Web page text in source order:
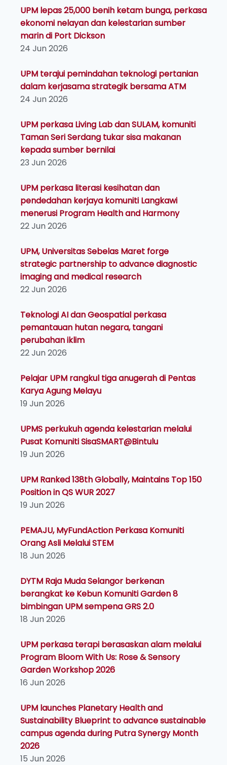
UPM lepas 25,000 benih ketam bunga, perkasa
ekonomi nelayan dan kelestarian sumber
marin di Port Dickson
24 Jun 2026
UPM terajui pemindahan teknologi pertanian
dalam kerjasama strategik bersama ATM
24 Jun 2026
UPM perkasa Living Lab dan SULAM, komuniti
Taman Seri Serdang tukar sisa makanan
kepada sumber bernilai
23 Jun 2026
UPM perkasa literasi kesihatan dan
pendedahan kerjaya komuniti Langkawi
menerusi Program Health and Harmony
22 Jun 2026
UPM, Universitas Sebelas Maret forge
strategic partnership to advance diagnostic
imaging and medical research
22 Jun 2026
Teknologi AI dan Geospatial perkasa
pemantauan hutan negara, tangani
perubahan iklim
22 Jun 2026
Pelajar UPM rangkul tiga anugerah di Pentas
Karya Agung Melayu
19 Jun 2026
UPMS perkukuh agenda kelestarian melalui
Pusat Komuniti SisaSMART@Bintulu
19 Jun 2026
UPM Ranked 138th Globally, Maintains Top 150
Position in QS WUR 2027
19 Jun 2026
PEMAJU, MyFundAction Perkasa Komuniti
Orang Asli Melalui STEM
18 Jun 2026
DYTM Raja Muda Selangor berkenan
berangkat ke Kebun Komuniti Garden 8
bimbingan UPM sempena GRS 2.0
18 Jun 2026
UPM perkasa terapi berasaskan alam melalui
Program Bloom With Us: Rose & Sensory
Garden Workshop 2026
16 Jun 2026
UPM launches Planetary Health and
Sustainability Blueprint to advance sustainable
campus agenda during Putra Synergy Month
2026
15 Jun 2026